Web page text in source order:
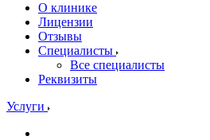
О клинике
Лицензии
Отзывы
Специалисты
Все специалисты
Реквизиты
Услуги